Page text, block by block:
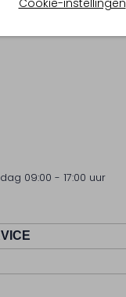
Cookie-instellingen
Pinko
09:00 - 17:00 uur